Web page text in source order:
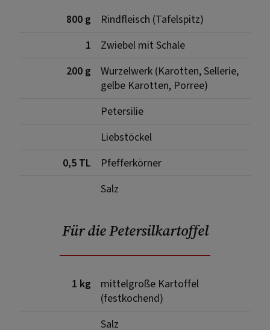
800 g
Rindfleisch (Tafelspitz)
1
Zwiebel mit Schale
200 g
Wurzelwerk (Karotten, Sellerie,
gelbe Karotten, Porree)
Petersilie
Liebstöckel
0,5 TL
Pfefferkörner
Salz
Für die Petersilkartoffel
1 kg
mittelgroße Kartoffel
(festkochend)
Salz